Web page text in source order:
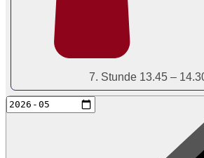
7. Stunde 13.45 –